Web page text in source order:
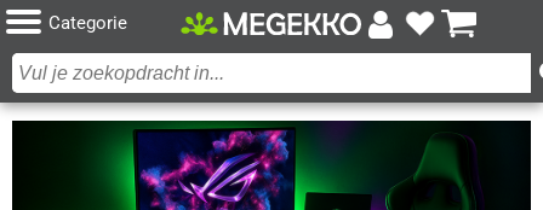
Categorie